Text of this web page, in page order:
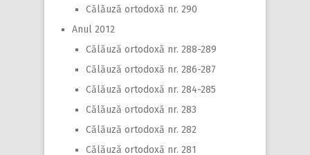
Călăuză ortodoxă nr. 290
Anul 2012
Călăuză ortodoxă nr. 288-289
Călăuză ortodoxă nr. 286-287
Călăuză ortodoxă nr. 284-285
Călăuză ortodoxă nr. 283
Călăuză ortodoxă nr. 282
Călăuză ortodoxă nr. 281